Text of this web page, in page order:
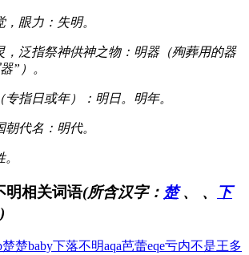
，眼力：失明。
，泛指祭神供神之物：明器（殉葬用的器
”）。
专指日或年）：明日。明年。
朝代名：明代。
明相关词语(所含汉字： 楚、 、
下
楚楚baby下落不明aqa芭蕾eqe亏内不是王多